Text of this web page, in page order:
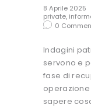
8 Aprile 2025
private,
0
Indagini
servono e
fase di
sapere